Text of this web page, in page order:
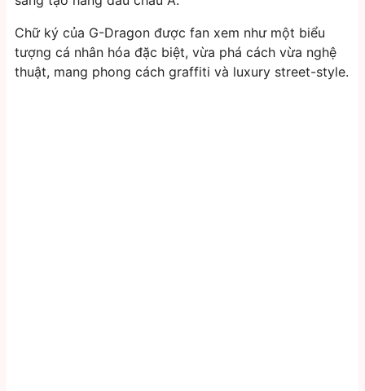
Chữ ký của G-Dragon được fan xem như một biểu
tượng cá nhân hóa đặc biệt, vừa phá cách vừa nghệ
thuật, mang phong cách graffiti và luxury street-style.